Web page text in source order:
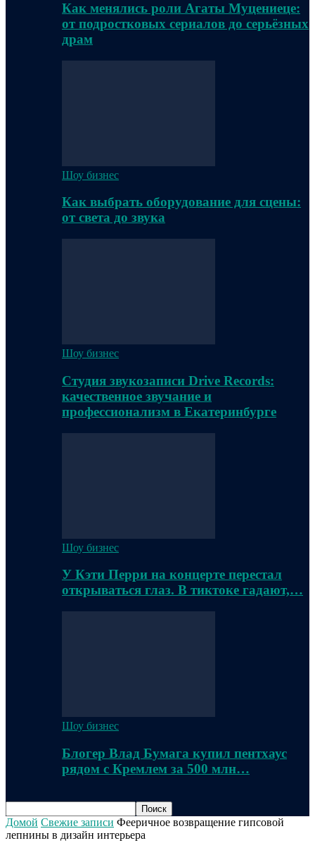
Как менялись роли Агаты Муцениеце:
от подростковых сериалов до серьёзных
драм
Шоу бизнес
Как выбрать оборудование для сцены:
от света до звука
Шоу бизнес
Студия звукозаписи Drive Records:
качественное звучание и
профессионализм в Екатеринбурге
Шоу бизнес
У Кэти Перри на концерте перестал
открываться глаз. В тиктоке гадают,…
Шоу бизнес
Блогер Влад Бумага купил пентхаус
рядом с Кремлем за 500 млн…
Домой Свежие записи Фееричное возвращение гипсовой
лепнины в дизайн интерьера